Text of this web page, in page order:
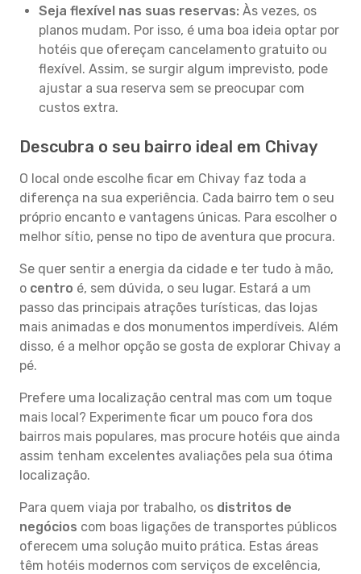
Seja flexível nas suas reservas: Às vezes, os
planos mudam. Por isso, é uma boa ideia optar por
hotéis que ofereçam cancelamento gratuito ou
flexível. Assim, se surgir algum imprevisto, pode
ajustar a sua reserva sem se preocupar com
custos extra.
Descubra o seu bairro ideal em Chivay
O local onde escolhe ficar em Chivay faz toda a
diferença na sua experiência. Cada bairro tem o seu
próprio encanto e vantagens únicas. Para escolher o
melhor sítio, pense no tipo de aventura que procura.
Se quer sentir a energia da cidade e ter tudo à mão,
o centro é, sem dúvida, o seu lugar. Estará a um
passo das principais atrações turísticas, das lojas
mais animadas e dos monumentos imperdíveis. Além
disso, é a melhor opção se gosta de explorar Chivay a
pé.
Prefere uma localização central mas com um toque
mais local? Experimente ficar um pouco fora dos
bairros mais populares, mas procure hotéis que ainda
assim tenham excelentes avaliações pela sua ótima
localização.
Para quem viaja por trabalho, os distritos de
negócios com boas ligações de transportes públicos
oferecem uma solução muito prática. Estas áreas
têm hotéis modernos com serviços de excelência,